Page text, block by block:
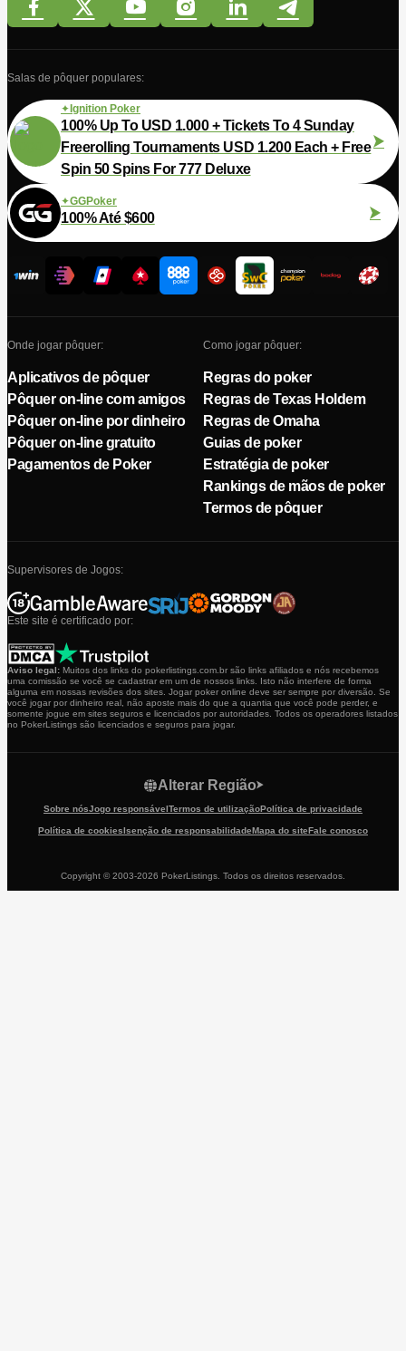
Salas de pôquer populares:
Ignition Poker
100% Up To USD 1.000 + Tickets To 4 Sunday
Freerolling Tournaments USD 1.200 Each + Free
Spin 50 Spins For 777 Deluxe
GGPoker
100% Até $600
Onde jogar pôquer:
Aplicativos de pôquer
Pôquer on-line com amigos
Pôquer on-line por dinheiro
Pôquer on-line gratuito
Pagamentos de Poker
Como jogar pôquer:
Regras do poker
Regras de Texas Holdem
Regras de Omaha
Guias de poker
Estratégia de poker
Rankings de mãos de poker
Termos de pôquer
Supervisores de Jogos:
Este site é certificado por:
Aviso legal: Muitos dos links do pokerlistings.com.br são links afiliados e nós recebemos
uma comissão se você se cadastrar em um de nossos links. Isto não interfere de forma
alguma em nossas revisões dos sites. Jogar poker online deve ser sempre por diversão. Se
você jogar por dinheiro real, não aposte mais do que a quantia que você pode perder, e
somente jogue em sites seguros e licenciados por autoridades. Todos os operadores listados
no PokerListings são licenciados e seguros para jogar.
Sobre nósJogo responsávelTermos de utilizaçãoPolítica de privacidade
Política de cookiesIsenção de responsabilidadeMapa do siteFale conosco
Alterar Região
Copyright © 2003-2026 PokerListings. Todos os direitos reservados.